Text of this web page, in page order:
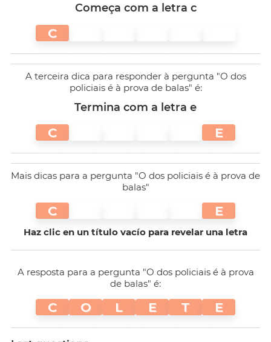
Começa com a letra c
C
A terceira dica para responder à pergunta "O dos
policiais é à prova de balas" é:
Termina com a letra e
C E
Mais dicas para a pergunta "O dos policiais é à prova de
balas"
C E
Haz clic en un título vacío para revelar una letra
A resposta para a pergunta "O dos policiais é à prova
de balas" é:
C O L E T E